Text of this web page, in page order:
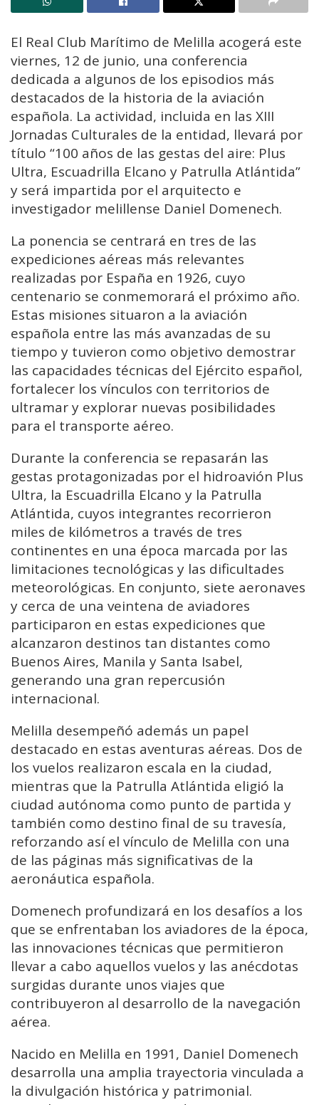
El Real Club Marítimo de Melilla acogerá este
viernes, 12 de junio, una conferencia
dedicada a algunos de los episodios más
destacados de la historia de la aviación
española. La actividad, incluida en las XIII
Jornadas Culturales de la entidad, llevará por
título “100 años de las gestas del aire: Plus
Ultra, Escuadrilla Elcano y Patrulla Atlántida”
y será impartida por el arquitecto e
investigador melillense Daniel Domenech.
La ponencia se centrará en tres de las
expediciones aéreas más relevantes
realizadas por España en 1926, cuyo
centenario se conmemorará el próximo año.
Estas misiones situaron a la aviación
española entre las más avanzadas de su
tiempo y tuvieron como objetivo demostrar
las capacidades técnicas del Ejército español,
fortalecer los vínculos con territorios de
ultramar y explorar nuevas posibilidades
para el transporte aéreo.
Durante la conferencia se repasarán las
gestas protagonizadas por el hidroavión Plus
Ultra, la Escuadrilla Elcano y la Patrulla
Atlántida, cuyos integrantes recorrieron
miles de kilómetros a través de tres
continentes en una época marcada por las
limitaciones tecnológicas y las dificultades
meteorológicas. En conjunto, siete aeronaves
y cerca de una veintena de aviadores
participaron en estas expediciones que
alcanzaron destinos tan distantes como
Buenos Aires, Manila y Santa Isabel,
generando una gran repercusión
internacional.
Melilla desempeñó además un papel
destacado en estas aventuras aéreas. Dos de
los vuelos realizaron escala en la ciudad,
mientras que la Patrulla Atlántida eligió la
ciudad autónoma como punto de partida y
también como destino final de su travesía,
reforzando así el vínculo de Melilla con una
de las páginas más significativas de la
aeronáutica española.
Domenech profundizará en los desafíos a los
que se enfrentaban los aviadores de la época,
las innovaciones técnicas que permitieron
llevar a cabo aquellos vuelos y las anécdotas
surgidas durante unos viajes que
contribuyeron al desarrollo de la navegación
aérea.
Nacido en Melilla en 1991, Daniel Domenech
desarrolla una amplia trayectoria vinculada a
la divulgación histórica y patrimonial.